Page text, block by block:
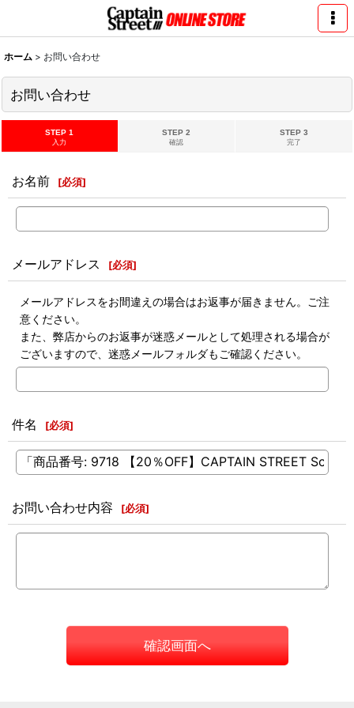
ホーム > お問い合わせ
お問い合わせ
STEP 1
入力
STEP 2
確認
STEP 3
完了
お名前 [必須]
メールアドレス [必須]
メールアドレスをお間違えの場合はお返事が届きません。ご注
意ください。
また、弊店からのお返事が迷惑メールとして処理される場合が
ございますので、迷惑メールフォルダもご確認ください。
件名 [必須]
お問い合わせ内容 [必須]
確認画面へ